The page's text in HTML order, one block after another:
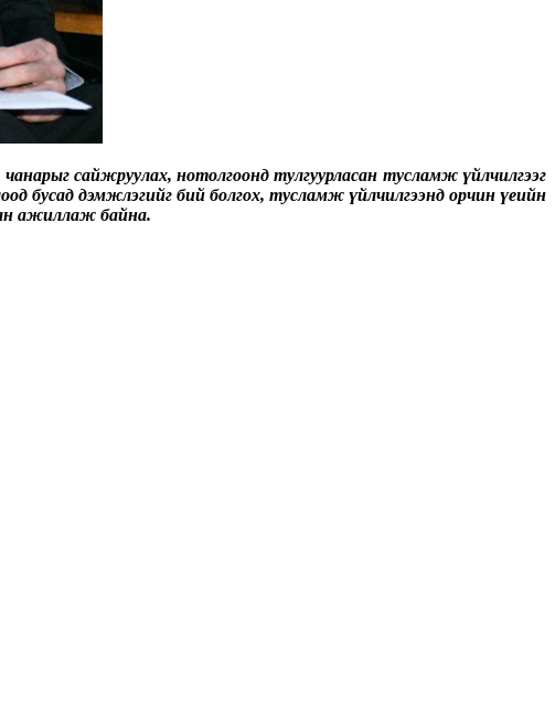
сайжруулах, нотолгоонд тулгуурласан тусламж үйлчилгээг
бусад дэмжлэгийг бий болгох, тусламж үйлчилгээнд орчин үеийн
ажиллаж байна.